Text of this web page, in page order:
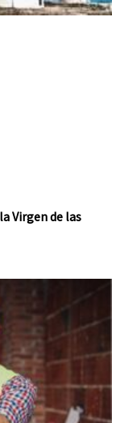
Virgen de las